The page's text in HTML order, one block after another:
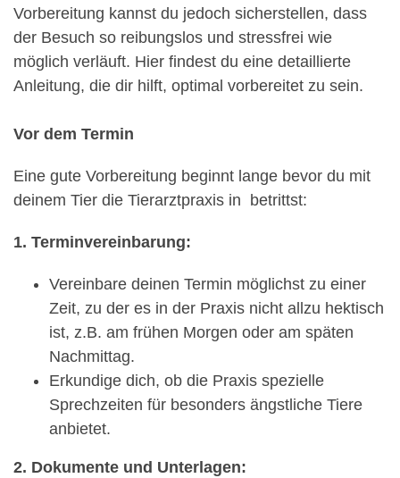
Vorbereitung kannst du jedoch sicherstellen, dass
der Besuch so reibungslos und stressfrei wie
möglich verläuft. Hier findest du eine detaillierte
Anleitung, die dir hilft, optimal vorbereitet zu sein.
Vor dem Termin
Eine gute Vorbereitung beginnt lange bevor du mit
deinem Tier die Tierarztpraxis in betrittst:
1. Terminvereinbarung:
Vereinbare deinen Termin möglichst zu einer
Zeit, zu der es in der Praxis nicht allzu hektisch
ist, z.B. am frühen Morgen oder am späten
Nachmittag.
Erkundige dich, ob die Praxis spezielle
Sprechzeiten für besonders ängstliche Tiere
anbietet.
2. Dokumente und Unterlagen: